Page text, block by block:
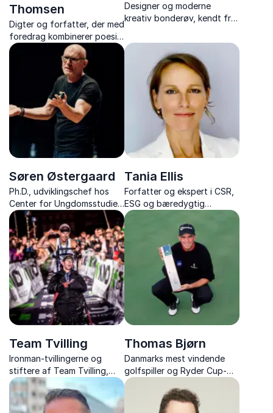
Thomsen
Digter og forfatter, der med
foredrag kombinerer poesi,
humor og dybe refleksioner
Designer og moderne
kreativ bonderøv, kendt fra
programmer, der deler ud af
sine mange erfaringer inden
for kreativitet og moderne
landsbyliv.
Søren Østergaard
Ph.D., udviklingschef hos
Center for Ungdomsstudier,
forfatter, og ekspert i børn
og unge
Tania Ellis
Forfatter og ekspert i CSR,
ESG og bæredygtig
forretningsudvikling
Team Tvilling
Ironman-tvillingerne og
stiftere af Team Tvilling,
inspirerer med deres stærke
fortælling om viljestyrke,
broderskab og at overvinde
Thomas Bjørn
Danmarks mest vindende
golfspiller og Ryder Cup-
kaptajn. Oplev et unikt
foredrag fyldt med
inspiration og personlige